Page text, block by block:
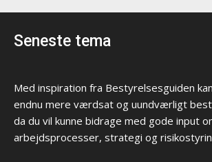
Seneste tema
Med inspiration fra Bestyrelsesguiden
endnu mere værdsat og uundværligt
da du vil kunne bidrage med gode input
arbejdsprocesser, strategi og